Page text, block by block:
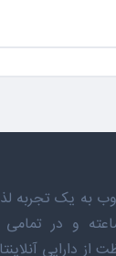
وب به یک تجربه
به صورت ۲۴ ساعته و
دارایی